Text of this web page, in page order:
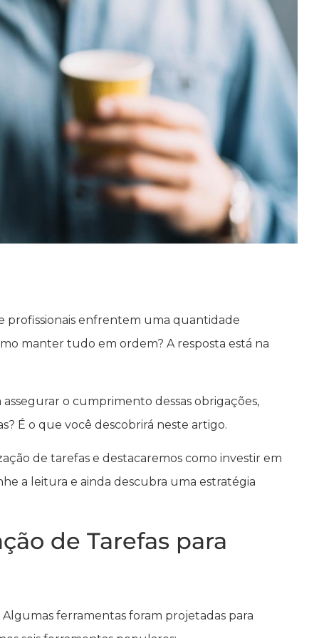
profissionais enfrentem uma quantidade
manter tudo em ordem? A resposta está na
o cumprimento dessas obrigações,
É o que você descobrirá neste artigo.
de tarefas e destacaremos como investir em
a leitura e ainda descubra uma estratégia
de Tarefas para
ferramentas foram projetadas para